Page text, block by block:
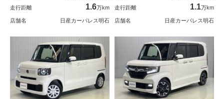
走行距離
1.6万km
店舗名 日産カーパレス明石
走行距離
1.1万km
店舗名 日産カーパレス明石